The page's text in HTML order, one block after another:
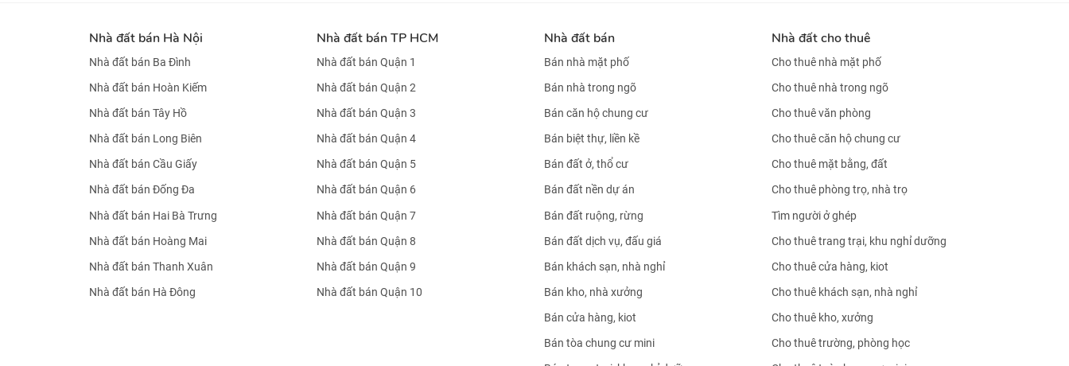
Nhà đất bán Hà Nội
Nhà đất bán Ba Đình
Nhà đất bán Hoàn Kiếm
Nhà đất bán Tây Hồ
Nhà đất bán Long Biên
Nhà đất bán Cầu Giấy
Nhà đất bán Đống Đa
Nhà đất bán Hai Bà Trưng
Nhà đất bán Hoàng Mai
Nhà đất bán Thanh Xuân
Nhà đất bán Hà Đông
Nhà đất bán TP HCM
Nhà đất bán Quận 1
Nhà đất bán Quận 2
Nhà đất bán Quận 3
Nhà đất bán Quận 4
Nhà đất bán Quận 5
Nhà đất bán Quận 6
Nhà đất bán Quận 7
Nhà đất bán Quận 8
Nhà đất bán Quận 9
Nhà đất bán Quận 10
Nhà đất bán
Bán nhà mặt phố
Bán nhà trong ngõ
Bán căn hộ chung cư
Bán biệt thự, liền kề
Bán đất ở, thổ cư
Bán đất nền dự án
Bán đất ruộng, rừng
Bán đất dịch vụ, đấu giá
Bán khách sạn, nhà nghỉ
Bán kho, nhà xưởng
Bán cửa hàng, kiot
Bán tòa chung cư mini
Nhà đất cho thuê
Cho thuê nhà mặt phố
Cho thuê nhà trong ngõ
Cho thuê văn phòng
Cho thuê căn hộ chung cư
Cho thuê mặt bằng, đất
Cho thuê phòng trọ, nhà trọ
Tìm người ở ghép
Cho thuê trang trại, khu nghỉ dưỡng
Cho thuê cửa hàng, kiot
Cho thuê khách sạn, nhà nghỉ
Cho thuê kho, xưởng
Cho thuê trường, phòng học